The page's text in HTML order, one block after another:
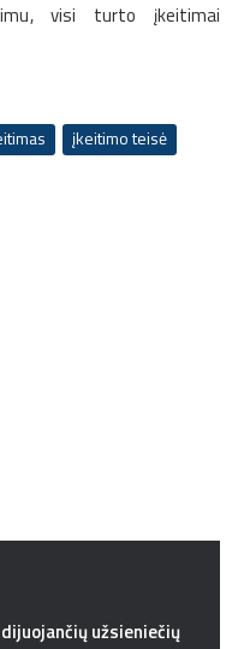
visi turto įkeitimai
įkeitimo teisė
užsieniečių